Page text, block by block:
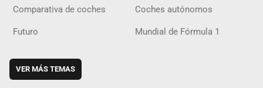
Comparativa de coches Coches autónomos
Futuro Mundial de Fórmula 1
VER MÁS TEMAS